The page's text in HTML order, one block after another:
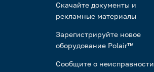
Скачайте документы и
рекламные материалы
Зарегистрируйте новое
оборудование Polair™
Сообщите о неисправности